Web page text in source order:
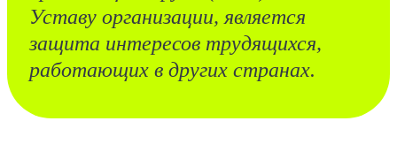
Уставу организации, является
защита интересов трудящихся,
работающих в других странах.